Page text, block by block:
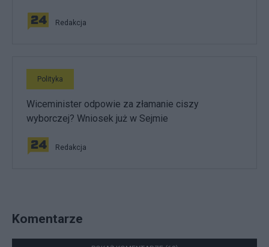
Redakcja
Polityka
Wiceminister odpowie za złamanie ciszy
wyborczej? Wniosek już w Sejmie
Redakcja
Komentarze